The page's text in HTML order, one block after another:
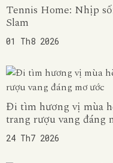
Tennis Home: Nhịp
Slam
01 Th8 2026
Đi tìm hương vị mùa
trang rượu vang đáng
24 Th7 2026